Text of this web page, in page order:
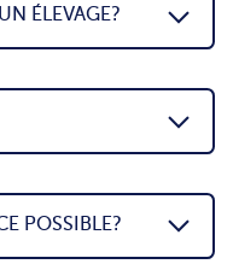
ÉLEVAGE?
POSSIBLE?